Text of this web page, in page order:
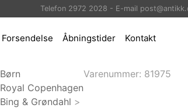
Telefon 2972 2028 - E-mail
Forsendelse Åbningstider Kontakt
Børn
Royal Copenhagen
Bing & Grøndahl >
Varenummer: 81975